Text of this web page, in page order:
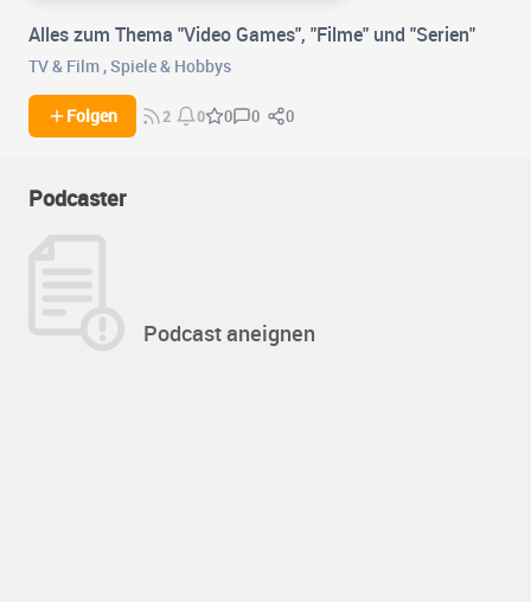
Alles zum Thema "Video Games", "Filme" und "Serien"
TV & Film ,Spiele & Hobbys
Folgen 2 0 0 0 0
Podcaster
Podcast aneignen